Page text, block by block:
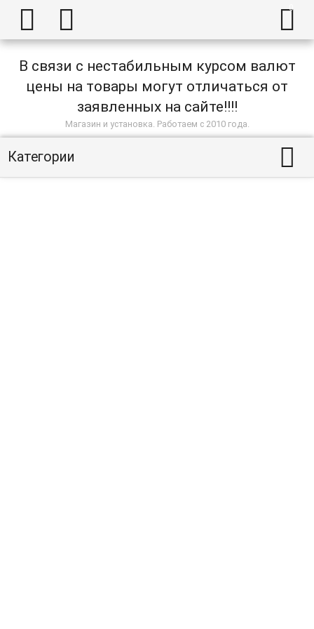
  
В связи с нестабильным курсом валют
цены на товары могут отличаться от
заявленных на сайте!!!!
Магазин и установка. Работаем с 2010 года.
Категории 